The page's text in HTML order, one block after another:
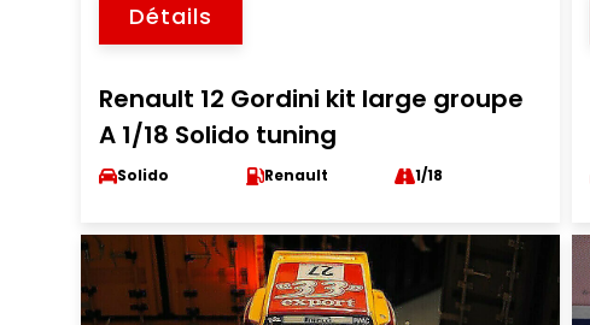
Détails
Renault 12 Gordini kit large groupe
A 1/18 Solido tuning
Solido Renault 1/18